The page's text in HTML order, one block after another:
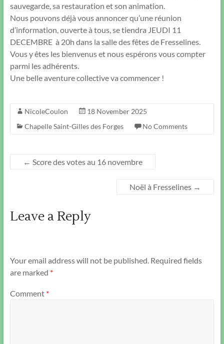
sauvegarde, sa restauration et son animation.
Nous pouvons déjà vous annoncer qu’une réunion
d’information, ouverte à tous, se tiendra JEUDI 11
DECEMBRE à 20h dans la salle des fêtes de Fresselines.
Vous y êtes les bienvenus et nous espérons vous compter
parmi les adhérents.
Une belle aventure collective va commencer !
NicoleCoulon
18 November 2025
Chapelle Saint-Gilles des Forges
No Comments
← Score des votes au 16 novembre
Noël à Fresselines →
Leave a Reply
Your email address will not be published. Required fields
are marked *
Comment *